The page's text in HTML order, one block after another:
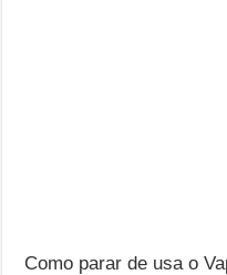
Como parar de usa o